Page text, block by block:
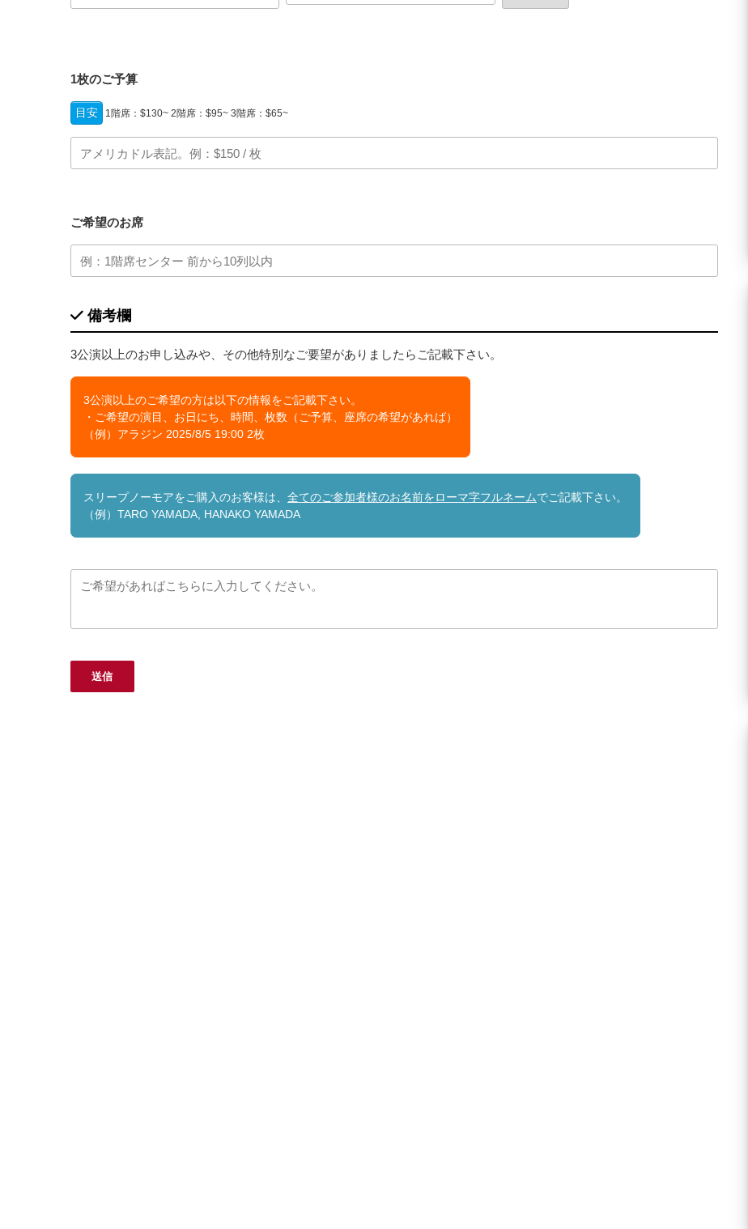
1枚のご予算
目安 1階席：$130~ 2階席：$95~ 3階席：$65~
ご希望のお席
備考欄
3公演以上のお申し込みや、その他特別なご要望がありましたらご記載下さい。
3公演以上のご希望の方は以下の情報をご記載下さい。
・ご希望の演目、お日にち、時間、枚数（ご予算、座席の希望があれば）
（例）アラジン 2025/8/5 19:00 2枚
スリープノーモアをご購入のお客様は、 全てのご参加者様のお名前をローマ字フルネーム でご記載下さい。
（例）TARO YAMADA, HANAKO YAMADA